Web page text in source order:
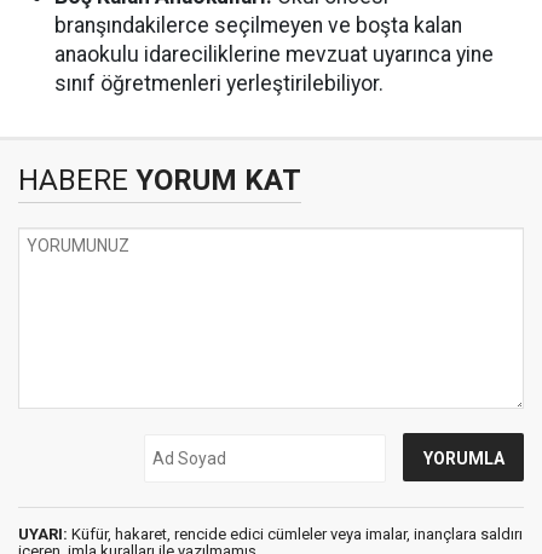
branşındakilerce seçilmeyen ve boşta kalan
anaokulu idareciliklerine mevzuat uyarınca yine
sınıf öğretmenleri yerleştirilebiliyor.
HABERE YORUM KAT
UYARI: Küfür, hakaret, rencide edici cümleler veya imalar, inançlara saldırı